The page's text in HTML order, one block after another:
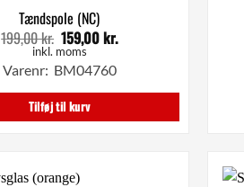
Tændspole (NC)
199,00kr. Den
oprindelige
pris
var:
199,00 kr..
159,00kr.
pris
159,00 kr..
inkl. moms
Varenr: BM04760
Tilføj til kurv